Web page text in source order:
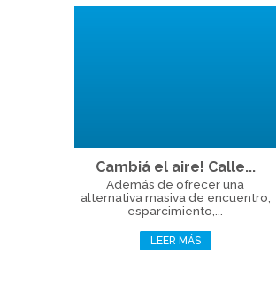
Cambiá el aire! Calle...
Además de ofrecer una
alternativa masiva de encuentro,
esparcimiento,...
LEER MÁS